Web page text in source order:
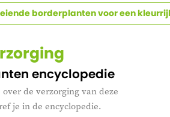
borderplanten voor een
encyclopedie
de verzorging van deze
je in de encyclopedie.